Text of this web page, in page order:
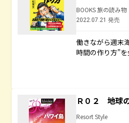
BOOKS 旅の読み物
2022.07.21 発売
働きながら週末
時間の作り方”を
Ｒ０２ 地球
Resort Style